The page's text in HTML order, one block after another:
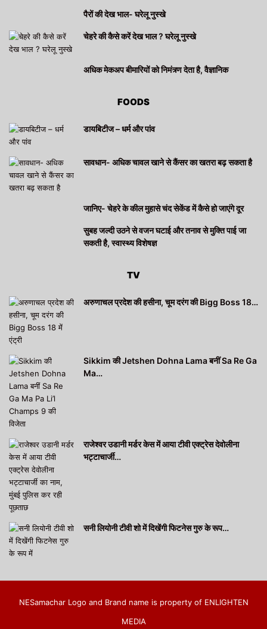
पैरों की देख भाल- घरेलू नुस्खे
चेहरे की कैसे करें देख भाल ? घरेलू नुस्खे
अधिक मेकअप बीमारियों को निमंत्र्ण देता है, वैज्ञानिक
FOODS
डायबिटीज – धर्म और पांव
सावधान- अधिक चावल खाने से कैंसर का खतरा बढ़ सकता है
जानिए- चेहरे के कील मुहासे चंद सेकेंड में कैसे हो जाएंगे दूर
सुबह जल्दी उठने से वजन घटाई और तनाव से मुक्ति पाई जा
सकती है, स्वास्थ्य विशेषज्ञ
TV
अरुणाचल प्रदेश की हसीना, चूम दरंग की Bigg Boss 18…
Sikkim की Jetshen Dohna Lama बनीं Sa Re Ga
Ma…
राजेश्वर उडानी मर्डर केस में आया टीवी एक्ट्रेस देवोलीना
भट्टाचार्जी…
सनी लियोनी टीवी शो में दिखेंगी फिटनेस गुरु के रूप…
NESamachar Logo and Brand name is property of ENLIGHTEN
MEDIA